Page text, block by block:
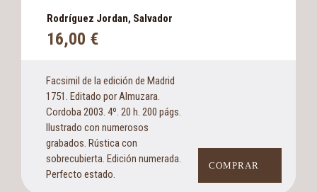
Rodríguez Jordan, Salvador
16,00 €
Facsimil de la edición de Madrid
1751. Editado por Almuzara.
Cordoba 2003. 4º. 20 h. 200 págs.
Ilustrado con numerosos
grabados. Rústica con
sobrecubierta. Edición numerada.
Perfecto estado.
COMPRAR